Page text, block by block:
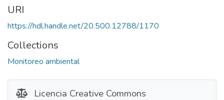
URI
https://hdl.handle.net/20.500.12788/1170
Collections
Monitoreo ambiental
Licencia Creative Commons